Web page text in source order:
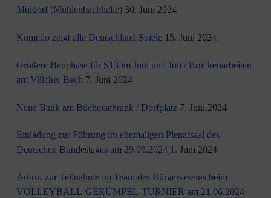
Müldorf (Mühlenbachhalle) 30. Juni 2024
Komedo zeigt alle Deutschland Spiele 15. Juni 2024
Größere Bauphase für S13 im Juni und Juli / Brü­cken­ar­bei­ten
am Vi­li­cher Bach 7. Juni 2024
Neue Bank am Bücherschrank / Dorfplatz 7. Juni 2024
Einladung zur Führung im ehemaligen Plenarsaal des
Deutschen Bundestages am 29.06.2024 1. Juni 2024
Aufruf zur Teilnahme im Team des Bürgervereins beim
VOLLEYBALL-GERÜMPEL-TURNIER am 21.06.2024